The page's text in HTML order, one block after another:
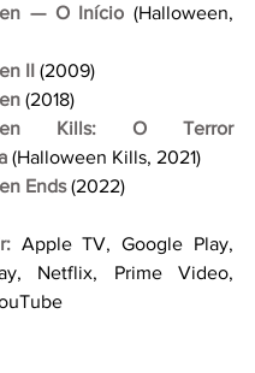
— O Início (Halloween,
II (2009)
(2018)
Kills: O Terror
(Halloween Kills, 2021)
Ends (2022)
Apple TV, Google Play,
Netflix, Prime Video,